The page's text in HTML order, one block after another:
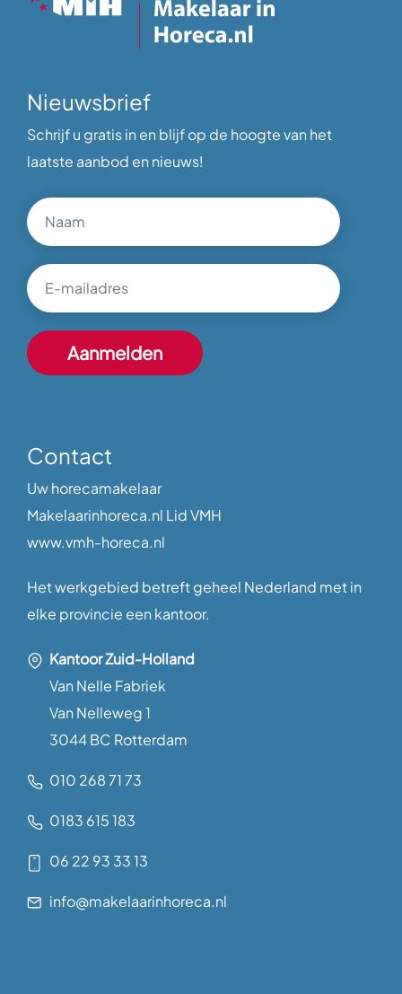
Nieuwsbrief
Schrijf u gratis in en blijf op de hoogte van het
laatste aanbod en nieuws!
Contact
Uw horecamakelaar
Makelaarinhoreca.nl Lid VMH
www.vmh-horeca.nl
Het werkgebied betreft geheel Nederland met in
elke provincie een kantoor.
Kantoor Zuid-Holland
Van Nelle Fabriek
Van Nelleweg 1
3044 BC Rotterdam
010 268 71 73
0183 615 183
06 22 93 33 13
info@makelaarinhoreca.nl